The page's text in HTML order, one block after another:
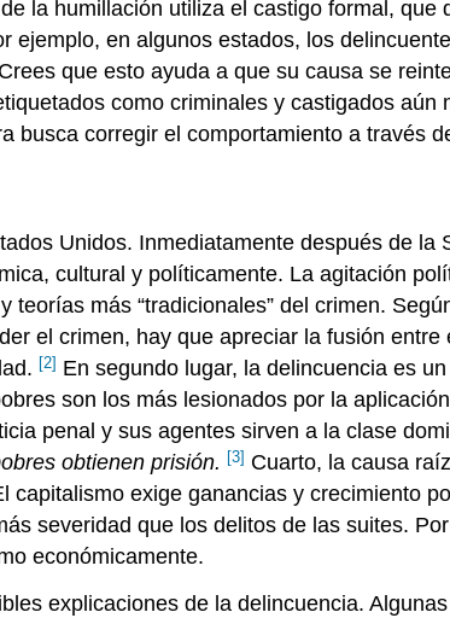
la humillación utiliza el castigo formal,
en algunos estados, los
que esto ayuda a que su causa se
como criminales y castigados
busca corregir el comportamiento a través
Unidos. Inmediatamente después de la
cultural y políticamente. La agitación
más “tradicionales” del crimen.
el crimen, hay que apreciar la fusión
[2] En segundo lugar, la delincuencia es
son los más lesionados por la
penal y sus agentes sirven a la clase
obtienen prisión. [3] Cuarto, la causa
exige ganancias y crecimiento
severidad que los delitos de las suites.
económicamente.
explicaciones de la delincuencia.